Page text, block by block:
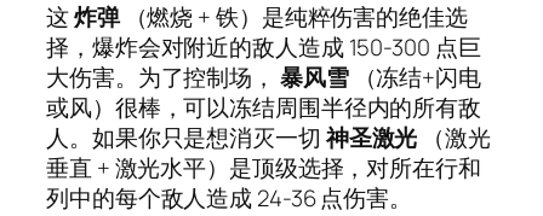
这炸弹（燃烧 + 铁）是纯粹伤害的绝佳选
择，爆炸会对附近的敌人造成 150-300 点巨
大伤害。为了控制场， 暴风雪（冻结+闪电
或风）很棒，可以冻结周围半径内的所有敌
人。如果你只是想消灭一切神圣激光 （激光
垂直 + 激光水平）是顶级选择，对所在行和
列中的每个敌人造成 24-36 点伤害。